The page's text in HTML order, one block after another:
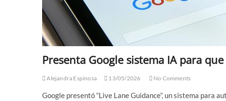
Presenta Google sistema IA para
Alejandra Espinosa 13/05/2026 No Comments
Google presentó “Live Lane Guidance”, un sistema para